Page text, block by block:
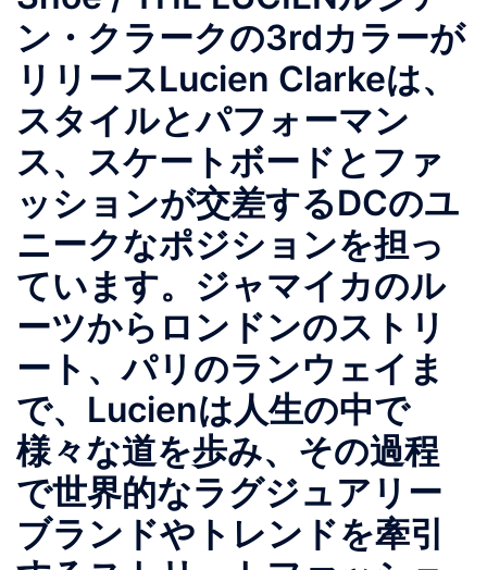
ン・クラークの3rdカラーが
リリース︎Lucien Clarkeは、
スタイルとパフォーマン
ス、スケートボードとファ
ッションが交差するDCのユ
ニークなポジションを担っ
ています。ジャマイカのル
ーツからロンドンのストリ
ート、パリのランウェイま
で、Lucienは人生の中で
様々な道を歩み、その過程
で世界的なラグジュアリー
ブランドやトレンドを牽引